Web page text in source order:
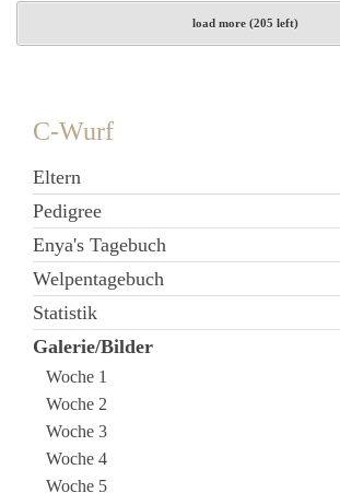
load more (205 left)
C-Wurf
Eltern
Pedigree
Enya's Tagebuch
Welpentagebuch
Statistik
Galerie/Bilder
Woche 1
Woche 2
Woche 3
Woche 4
Woche 5